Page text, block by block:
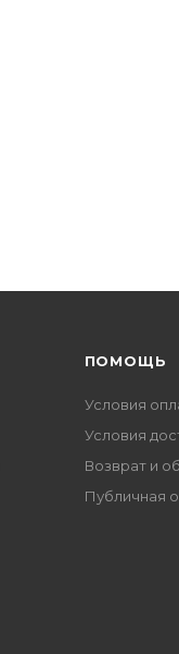
ПОМОЩЬ
Условия
Условия
Возврат и
Публичная